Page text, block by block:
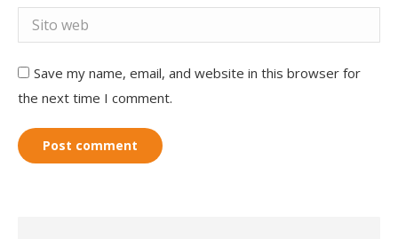
Sito web
Save my name, email, and website in this browser for
the next time I comment.
Post comment